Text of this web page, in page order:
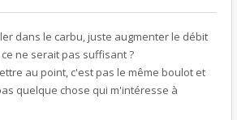
dans le carbu, juste augmenter le débit
ne serait pas suffisant ?
au point, c'est pas le même boulot et
quelque chose qui m'intéresse à